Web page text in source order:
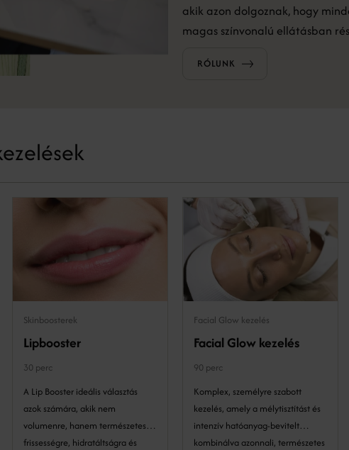
akik azon dolgoznak, hogy
magas színvonalú ellátásban
RÓLUNK
Skinboosterek
Lipbooster
30 perc
A Lip Booster ideális választás
azok számára, akik nem
volumenre, hanem természetes
frissességre, hidratáltságra és
Facial Glow kezelés
Facial Glow kezelés
90 perc
Komplex, személyre szabott
kezelés, amely a mélytisztítást és
intenzív hatóanyag-bevitelt
kombinálva azonnali, természetes